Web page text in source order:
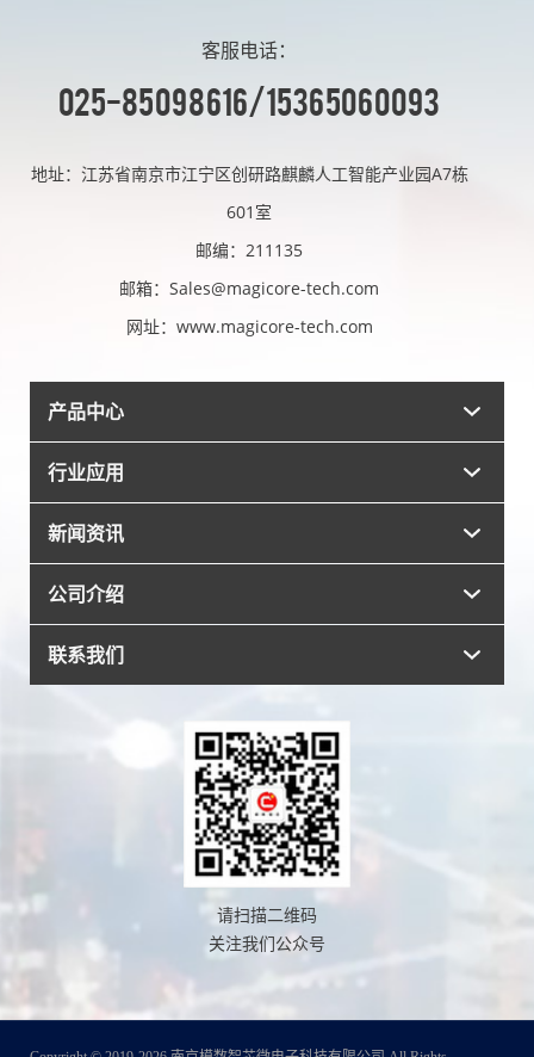
客服电话：
025-85098616/15365060093
地址：江苏省南京市江宁区创研路麒麟人工智能产业园A7栋
601室
邮编：211135
邮箱：Sales@magicore-tech.com
网址：www.magicore-tech.com
产品中心
数据转换器
传感器
电源管理芯片
行业应用
工业控制及自动化
测试测量
新能源
新闻资讯
行业新闻
公司新闻
公司介绍
公司介绍
联系我们
请扫描二维码
关注我们公众号